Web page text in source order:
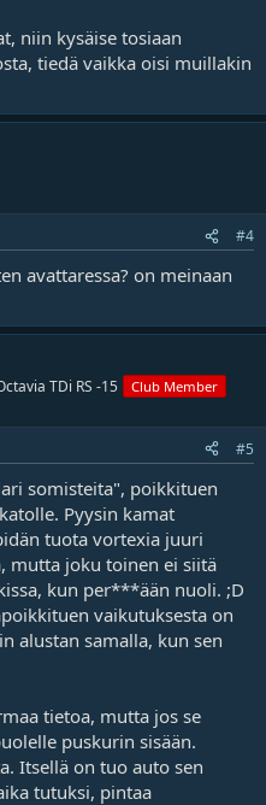
niin kysäise tosiaan
tiedä vaikka oisi muillakin
#4
avattaressa? on meinaan
TDi RS -15 Club Member
#5
somisteita", poikkituen
Pyysin kamat
tuota vortexia juuri
mutta joku toinen ei siitä
kun per***ään nuoli. ;D
vaikutuksesta on
alustan samalla, kun sen
tietoa, mutta jos se
puskurin sisään.
Itsellä on tuo auto sen
tutuksi, pintaa